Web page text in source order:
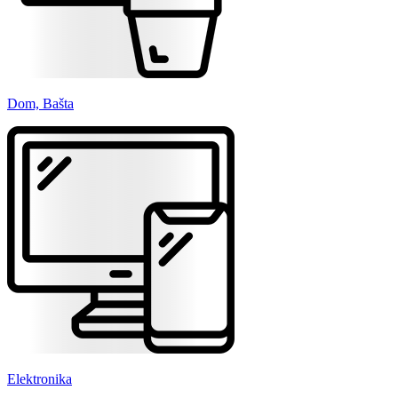
Dom, Bašta
Elektronika